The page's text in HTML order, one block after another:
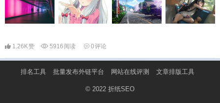
1.26K赞 5916 阅读 0评论
排名工具 批量发布外链平台 网站在线评测 文章排版工具
© 2022 折纸SEO